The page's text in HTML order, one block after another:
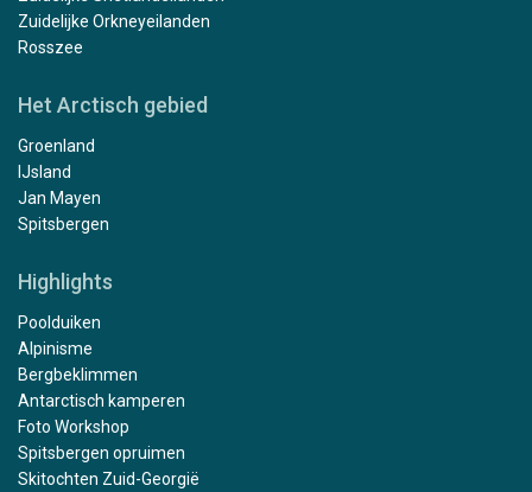
Zuidelijke Orkneyeilanden
Rosszee
Het Arctisch gebied
Groenland
IJsland
Jan Mayen
Spitsbergen
Highlights
Poolduiken
Alpinisme
Bergbeklimmen
Antarctisch kamperen
Foto Workshop
Spitsbergen opruimen
Skitochten Zuid-Georgië